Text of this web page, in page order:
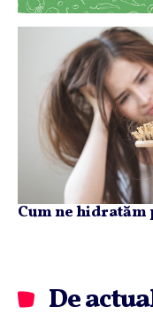
Cum ne hidratăm
De